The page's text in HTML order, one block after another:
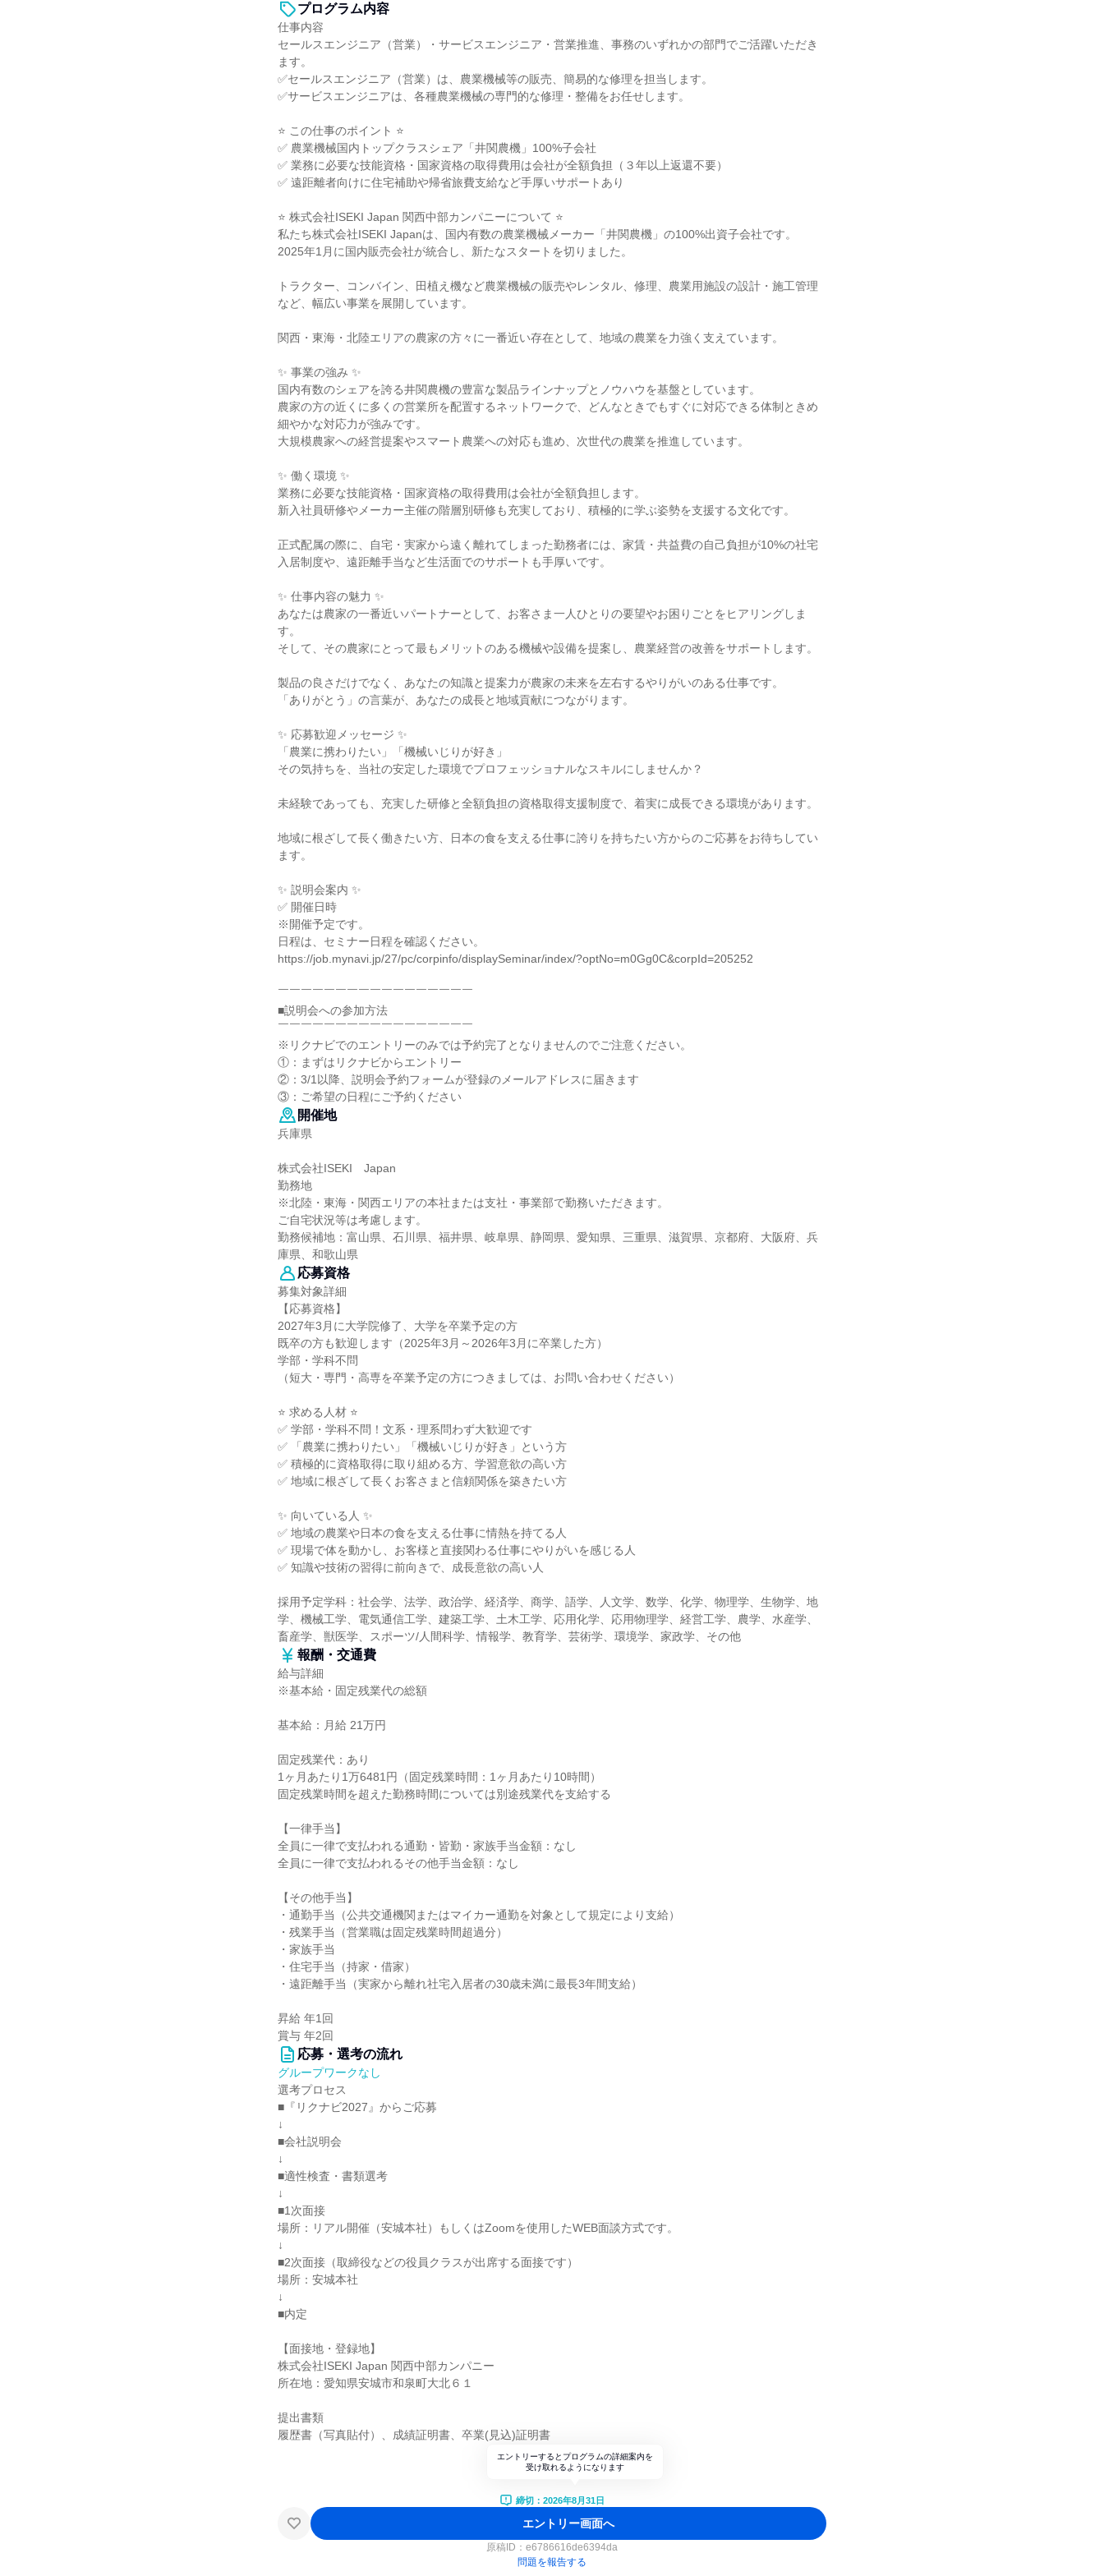
プログラム内容
仕事内容
セールスエンジニア（営業）・サービスエンジニア・営業推進、事務のいずれかの部門でご活躍いただき
ます。
✅セールスエンジニア（営業）は、農業機械等の販売、簡易的な修理を担当します。
✅サービスエンジニアは、各種農業機械の専門的な修理・整備をお任せします。
⭐ この仕事のポイント ⭐
✅ 農業機械国内トップクラスシェア「井関農機」100%子会社
✅ 業務に必要な技能資格・国家資格の取得費用は会社が全額負担（３年以上返還不要）
✅ 遠距離者向けに住宅補助や帰省旅費支給など手厚いサポートあり
⭐ 株式会社ISEKI Japan 関西中部カンパニーについて ⭐
私たち株式会社ISEKI Japanは、国内有数の農業機械メーカー「井関農機」の100%出資子会社です。
2025年1月に国内販売会社が統合し、新たなスタートを切りました。
トラクター、コンバイン、田植え機など農業機械の販売やレンタル、修理、農業用施設の設計・施工管理
など、幅広い事業を展開しています。
関西・東海・北陸エリアの農家の方々に一番近い存在として、地域の農業を力強く支えています。
✨ 事業の強み ✨
国内有数のシェアを誇る井関農機の豊富な製品ラインナップとノウハウを基盤としています。
農家の方の近くに多くの営業所を配置するネットワークで、どんなときでもすぐに対応できる体制ときめ
細やかな対応力が強みです。
大規模農家への経営提案やスマート農業への対応も進め、次世代の農業を推進しています。
✨ 働く環境 ✨
業務に必要な技能資格・国家資格の取得費用は会社が全額負担します。
新入社員研修やメーカー主催の階層別研修も充実しており、積極的に学ぶ姿勢を支援する文化です。
正式配属の際に、自宅・実家から遠く離れてしまった勤務者には、家賃・共益費の自己負担が10%の社宅
入居制度や、遠距離手当など生活面でのサポートも手厚いです。
✨ 仕事内容の魅力 ✨
あなたは農家の一番近いパートナーとして、お客さま一人ひとりの要望やお困りごとをヒアリングしま
す。
そして、その農家にとって最もメリットのある機械や設備を提案し、農業経営の改善をサポートします。
製品の良さだけでなく、あなたの知識と提案力が農家の未来を左右するやりがいのある仕事です。
「ありがとう」の言葉が、あなたの成長と地域貢献につながります。
✨ 応募歓迎メッセージ ✨
「農業に携わりたい」「機械いじりが好き」
その気持ちを、当社の安定した環境でプロフェッショナルなスキルにしませんか？
未経験であっても、充実した研修と全額負担の資格取得支援制度で、着実に成長できる環境があります。
地域に根ざして長く働きたい方、日本の食を支える仕事に誇りを持ちたい方からのご応募をお待ちしてい
ます。
✨ 説明会案内 ✨
✅ 開催日時
※開催予定です。
日程は、セミナー日程を確認ください。
https://job.mynavi.jp/27/pc/corpinfo/displaySeminar/index/?optNo=m0Gg0C&corpId=205252
￣￣￣￣￣￣￣￣￣￣￣￣￣￣￣￣￣
■説明会への参加方法
￣￣￣￣￣￣￣￣￣￣￣￣￣￣￣￣￣
※リクナビでのエントリーのみでは予約完了となりませんのでご注意ください。
①：まずはリクナビからエントリー
②：3/1以降、説明会予約フォームが登録のメールアドレスに届きます
③：ご希望の日程にご予約ください
開催地
兵庫県
株式会社ISEKI Japan
勤務地
※北陸・東海・関西エリアの本社または支社・事業部で勤務いただきます。
ご自宅状況等は考慮します。
勤務候補地：富山県、石川県、福井県、岐阜県、静岡県、愛知県、三重県、滋賀県、京都府、大阪府、兵
庫県、和歌山県
応募資格
募集対象詳細
【応募資格】
2027年3月に大学院修了、大学を卒業予定の方
既卒の方も歓迎します（2025年3月～2026年3月に卒業した方）
学部・学科不問
（短大・専門・高専を卒業予定の方につきましては、お問い合わせください）
⭐ 求める人材 ⭐
✅ 学部・学科不問！文系・理系問わず大歓迎です
✅ 「農業に携わりたい」「機械いじりが好き」という方
✅ 積極的に資格取得に取り組める方、学習意欲の高い方
✅ 地域に根ざして長くお客さまと信頼関係を築きたい方
✨ 向いている人 ✨
✅ 地域の農業や日本の食を支える仕事に情熱を持てる人
✅ 現場で体を動かし、お客様と直接関わる仕事にやりがいを感じる人
✅ 知識や技術の習得に前向きで、成長意欲の高い人
採用予定学科：社会学、法学、政治学、経済学、商学、語学、人文学、数学、化学、物理学、生物学、地
学、機械工学、電気通信工学、建築工学、土木工学、応用化学、応用物理学、経営工学、農学、水産学、
畜産学、獣医学、スポーツ/人間科学、情報学、教育学、芸術学、環境学、家政学、その他
報酬・交通費
給与詳細
※基本給・固定残業代の総額
基本給：月給 21万円
固定残業代：あり
1ヶ月あたり1万6481円（固定残業時間：1ヶ月あたり10時間）
固定残業時間を超えた勤務時間については別途残業代を支給する
【一律手当】
全員に一律で支払われる通勤・皆勤・家族手当金額：なし
全員に一律で支払われるその他手当金額：なし
【その他手当】
・通勤手当（公共交通機関またはマイカー通勤を対象として規定により支給）
・残業手当（営業職は固定残業時間超過分）
・家族手当
・住宅手当（持家・借家）
・遠距離手当（実家から離れ社宅入居者の30歳未満に最長3年間支給）
昇給 年1回
賞与 年2回
応募・選考の流れ
グループワークなし
選考プロセス
■『リクナビ2027』からご応募
↓
■会社説明会
↓
■適性検査・書類選考
↓
■1次面接
場所：リアル開催（安城本社）もしくはZoomを使用したWEB面談方式です。
↓
■2次面接（取締役などの役員クラスが出席する面接です）
場所：安城本社
↓
■内定
【面接地・登録地】
株式会社ISEKI Japan 関西中部カンパニー
所在地：愛知県安城市和泉町大北６１
提出書類
履歴書（写真貼付）、成績証明書、卒業(見込)証明書
エントリーするとプログラムの詳細案内を
受け取れるようになります
締切：2026年8月31日
エントリー画面へ
原稿ID： e6786616de6394da
問題を報告する